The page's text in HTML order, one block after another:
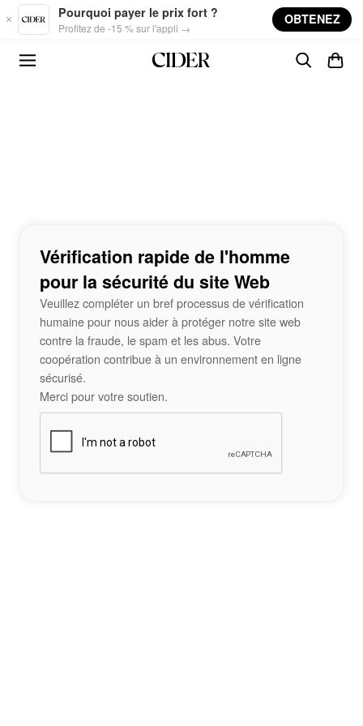
Skip to main content
Pourquoi payer le prix fort ?
Profitez de -15 % sur l'appli →
OBTENEZ
Vérification rapide de l'homme
pour la sécurité du site Web
Veuillez compléter un bref processus de vérification
humaine pour nous aider à protéger notre site web
contre la fraude, le spam et les abus. Votre
coopération contribue à un environnement en ligne
sécurisé.
Merci pour votre soutien.